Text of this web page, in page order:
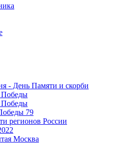
- День Памяти и скорби
Победы
Победы
79
регионов России
Москва